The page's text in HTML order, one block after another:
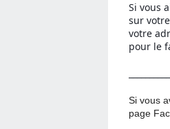
Si vous
sur
votre
pour le
Si vous
page